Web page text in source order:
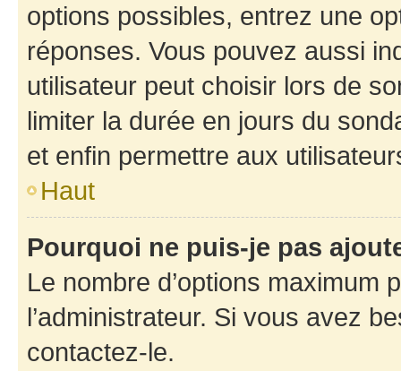
options possibles, entrez une
réponses. Vous pouvez aussi
utilisateur peut choisir lors de
limiter la durée en jours du
et enfin permettre aux
Haut
Pourquoi ne puis-je pas
Le nombre d’options maximum
l’administrateur. Si vous avez
contactez-le.